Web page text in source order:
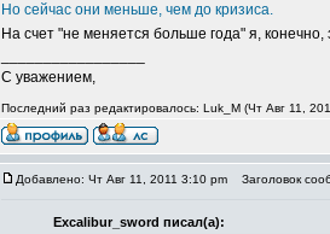
Но сейчас они меньше, чем до кризиса.
На счет "не меняется больше года" я,
С уважением,
Последний раз редактировалось: Luk_M (Чт Авг 11,
Добавлено: Чт Авг 11, 2011 3:10 pm Заголовок
Excalibur_sword писал(а):